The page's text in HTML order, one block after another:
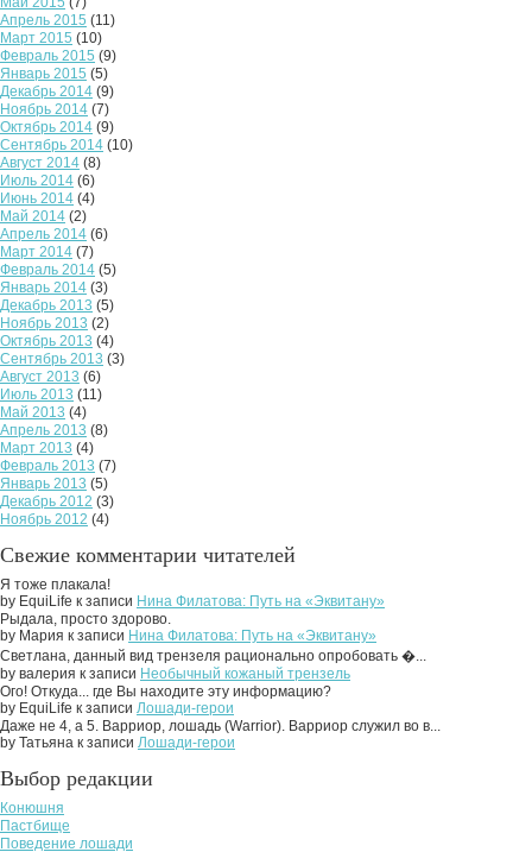
Апрель 2015 (11)
Март 2015 (10)
Февраль 2015 (9)
Январь 2015 (5)
Декабрь 2014 (9)
Ноябрь 2014 (7)
Октябрь 2014 (9)
Сентябрь 2014 (10)
Август 2014 (8)
Июль 2014 (6)
Июнь 2014 (4)
Май 2014 (2)
Апрель 2014 (6)
Март 2014 (7)
Февраль 2014 (5)
Январь 2014 (3)
Декабрь 2013 (5)
Ноябрь 2013 (2)
Октябрь 2013 (4)
Сентябрь 2013 (3)
Август 2013 (6)
Июль 2013 (11)
Май 2013 (4)
Апрель 2013 (8)
Март 2013 (4)
Февраль 2013 (7)
Январь 2013 (5)
Декабрь 2012 (3)
Ноябрь 2012 (4)
Свежие комментарии читателей
Я тоже плакала!
by EquiLife к записи Нина Филатова: Путь на «Эквитану»
Рыдала, просто здорово.
by Мария к записи Нина Филатова: Путь на «Эквитану»
Светлана, данный вид трензеля рационально опробовать �...
by валерия к записи Необычный кожаный трензель
Ого! Откуда... где Вы находите эту информацию?
by EquiLife к записи Лошади-герои
Даже не 4, а 5. Варриор, лошадь (Warrior). Варриор служил во в...
by Татьяна к записи Лошади-герои
Выбор редакции
Конюшня
Пастбище
Поведение лошади